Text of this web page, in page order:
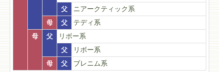
父
ニアークティック系
母
父
テディ系
母
父
リボー系
父
リボー系
母
父 ブレニム系